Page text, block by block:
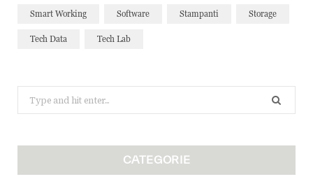
Smart Working Software Stampanti Storage
Tech Data Tech Lab
for:
CATEGORIE